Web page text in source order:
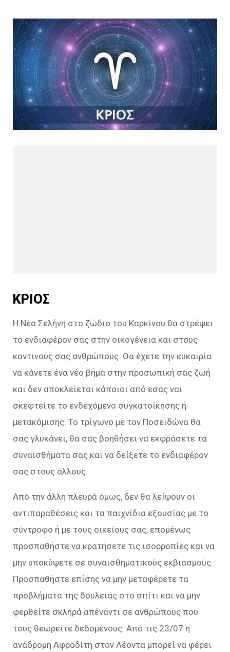
ΚΡΙΟΣ
Η Νέα Σελήνη στο ζώδιο του Καρκίνου θα στρέψει
το ενδιαφέρον σας στην οικογένεια και στους
κοντινούς σας ανθρώπους. Θα έχετε την ευκαιρία
να κάνετε ένα νέο βήμα στην προσωπική σας ζωή
και δεν αποκλείεται κάποιοι από εσάς ναι
σκεφτείτε το ενδεχόμενο συγκατοίκησης ή
μετακόμισης. Το τρίγωνο με τον Ποσειδώνα θα
σας γλυκάνει, θα σας βοηθήσει να εκφράσετε τα
συναισθήματα σας και να δείξετε το ενδιαφέρον
σας στους άλλους.
Από την άλλη πλευρά όμως, δεν θα λείψουν οι
αντιπαραθέσεις και τα παιχνίδια εξουσίας με το
σύντροφο ή με τους οικείους σας, επομένως
προσπαθήστε να κρατήσετε τις ισορροπίες και να
μην υποκύψετε σε συναισθηματικούς εκβιασμούς.
Προσπαθήστε επίσης να μην μεταφέρετε τα
προβλήματα της δουλειάς στο σπίτι και να μην
φερθείτε σκληρά απέναντι σε ανθρώπους που
τους θεωρείτε δεδομένους. Από τις 23/07 η
ανάδρομη Αφροδίτη στον Λέοντα μπορεί να φέρει